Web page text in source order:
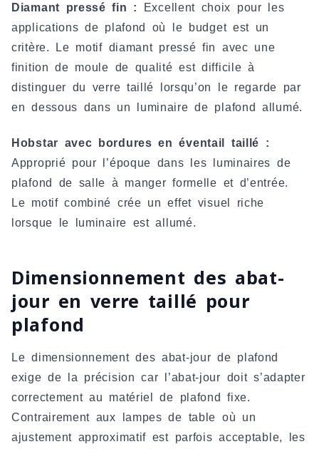
Diamant pressé fin :
Excellent choix pour les
applications de plafond où le budget est un
critère. Le motif diamant pressé fin avec une
finition de moule de qualité est difficile à
distinguer du verre taillé lorsqu’on le regarde par
en dessous dans un luminaire de plafond allumé.
Hobstar avec bordures en éventail taillé :
Approprié pour l’époque dans les luminaires de
plafond de salle à manger formelle et d’entrée.
Le motif combiné crée un effet visuel riche
lorsque le luminaire est allumé.
Dimensionnement des abat-
jour en verre taillé pour
plafond
Le dimensionnement des abat-jour de plafond
exige de la précision car l’abat-jour doit s’adapter
correctement au matériel de plafond fixe.
Contrairement aux lampes de table où un
ajustement approximatif est parfois acceptable, les